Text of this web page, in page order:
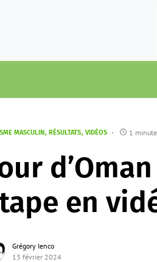
MASCULIN RÉSULTATS VIDÉOS 1
en
Grégory Ienco
13 février 2024